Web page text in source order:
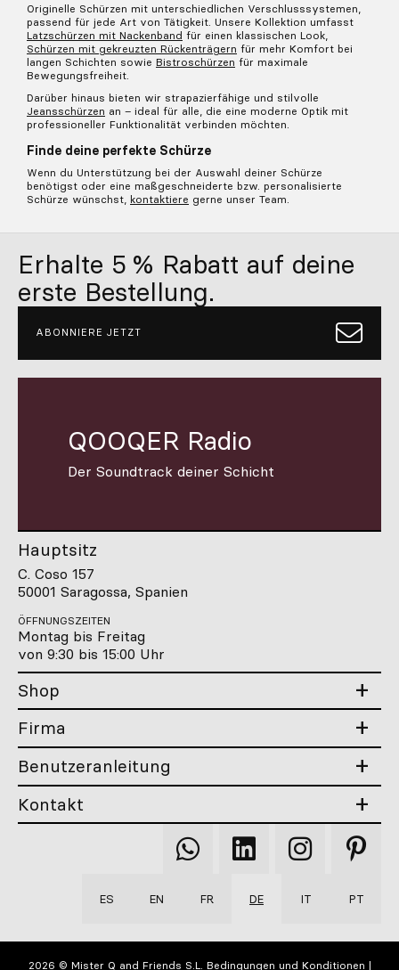
Originelle Schürzen mit unterschiedlichen Verschlusssystemen,
passend für jede Art von Tätigkeit. Unsere Kollektion umfasst
Latzschürzen mit Nackenband für einen klassischen Look,
Schürzen mit gekreuzten Rückenträgern für mehr Komfort bei
langen Schichten sowie Bistroschürzen für maximale
Bewegungsfreiheit.
Darüber hinaus bieten wir strapazierfähige und stilvolle
Jeansschürzen an – ideal für alle, die eine moderne Optik mit
professioneller Funktionalität verbinden möchten.
Finde deine perfekte Schürze
Wenn du Unterstützung bei der Auswahl deiner Schürze
benötigst oder eine maßgeschneiderte bzw. personalisierte
Schürze wünschst, kontaktiere gerne unser Team.
Erhalte 5 % Rabatt auf deine
erste Bestellung.
ABONNIERE JETZT
QOOQER Radio
Der Soundtrack deiner Schicht
Hauptsitz
C. Coso 157
50001 Saragossa, Spanien
ÖFFNUNGSZEITEN
Montag bis Freitag
von 9:30 bis 15:00 Uhr
Shop
Firma
Benutzeranleitung
Kontakt
Qooqer
WhatsApp
Qooqer
Linkedin
Qooqer
Instagram
Qooqer
ES EN FR DE IT PT
2026 © Mister Q and Friends S.L. Bedingungen und Konditionen |